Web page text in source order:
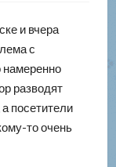
и вчера
с
намеренно
разводят
посетители
то очень